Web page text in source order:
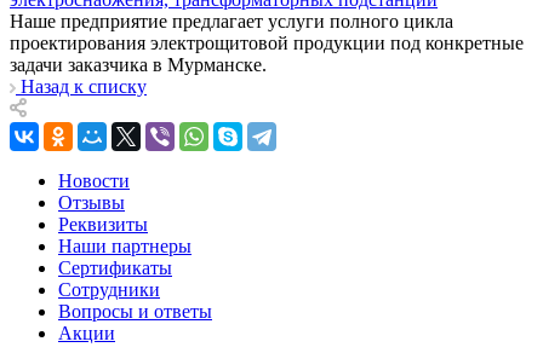
Наше предприятие предлагает услуги полного цикла
проектирования электрощитовой продукции под конкретные
задачи заказчика в Мурманске.
Назад к списку
Новости
Отзывы
Реквизиты
Наши партнеры
Сертификаты
Сотрудники
Вопросы и ответы
Акции